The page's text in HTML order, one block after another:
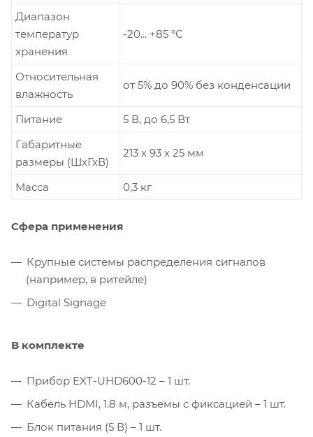
Диапазон
температур
хранения
-20... +85 °С
Относительная
влажность
от 5% до 90% без конденсации
Питание
5 В, до 6,5 Вт
Габаритные
размеры (ШхГхВ)
213 х 93 х 25 мм
Масса 0,3 кг
Сфера применения
Крупные системы распределения сигналов
(например, в ритейле)
Digital Signage
В комплекте
Прибор EXT-UHD600-12 – 1 шт.
Кабель HDMI, 1.8 м, разъемы с фиксацией – 1 шт.
Блок питания (5 В) – 1 шт.